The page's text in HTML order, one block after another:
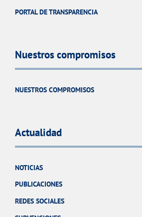
PORTAL DE TRANSPARENCIA
Nuestros compromisos
NUESTROS COMPROMISOS
Actualidad
NOTICIAS
PUBLICACIONES
REDES SOCIALES